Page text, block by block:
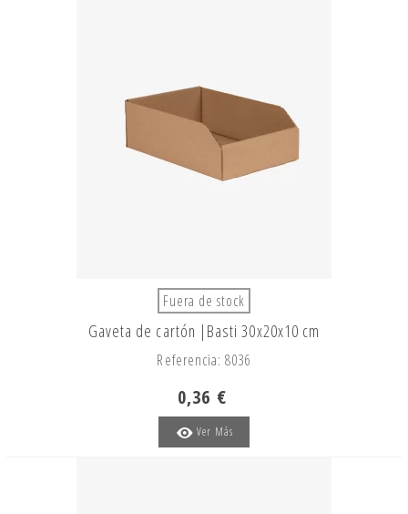
Fuera de stock
Gaveta de cartón |Basti 30x20x10 cm
Referencia: 8036
0,36 €
Ver Más